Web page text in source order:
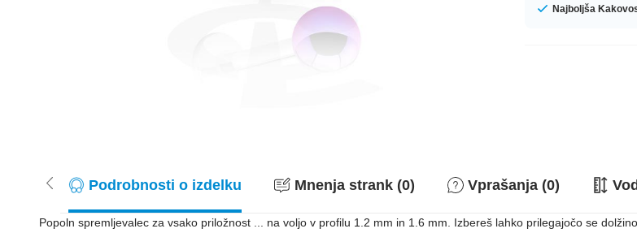
Najboljša
Podrobnosti o izdelku Mnenja strank (0) Vprašanja (0)
Popoln spremljevalec za vsako priložnost ... na voljo v profilu 1.2 mm in 1.6 mm. Izbereš lahko prilegajočo se